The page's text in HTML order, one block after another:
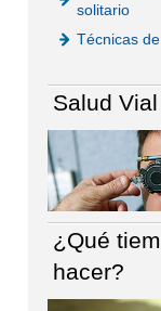
solitario
Técnicas
Salud Vial
¿Qué
hacer?